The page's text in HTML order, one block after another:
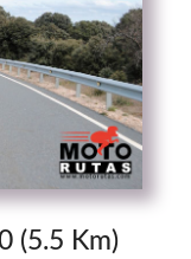
(5.5 Km)